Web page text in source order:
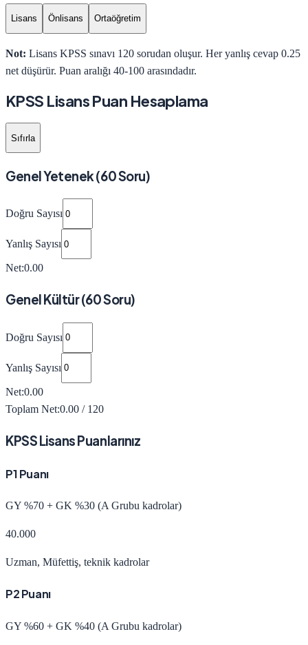
Lisans Önlisans Ortaöğretim
Not: Lisans KPSS sınavı 120 sorudan oluşur. Her yanlış cevap 0.25
net düşürür. Puan aralığı 40-100 arasındadır.
KPSS LisansPuan Hesaplama
Sıfırla
Genel Yetenek(60 Soru)
Doğru Sayısı
Yanlış Sayısı
Net:0.00
Genel Kültür(60 Soru)
Doğru Sayısı
Yanlış Sayısı
Net:0.00
Toplam Net:0.00 / 120
KPSSLisansPuanlarınız
P1 Puanı
GY %70 + GK %30 (A Grubu kadrolar)
40.000
Uzman, Müfettiş, teknik kadrolar
P2 Puanı
GY %60 + GK %40 (A Grubu kadrolar)